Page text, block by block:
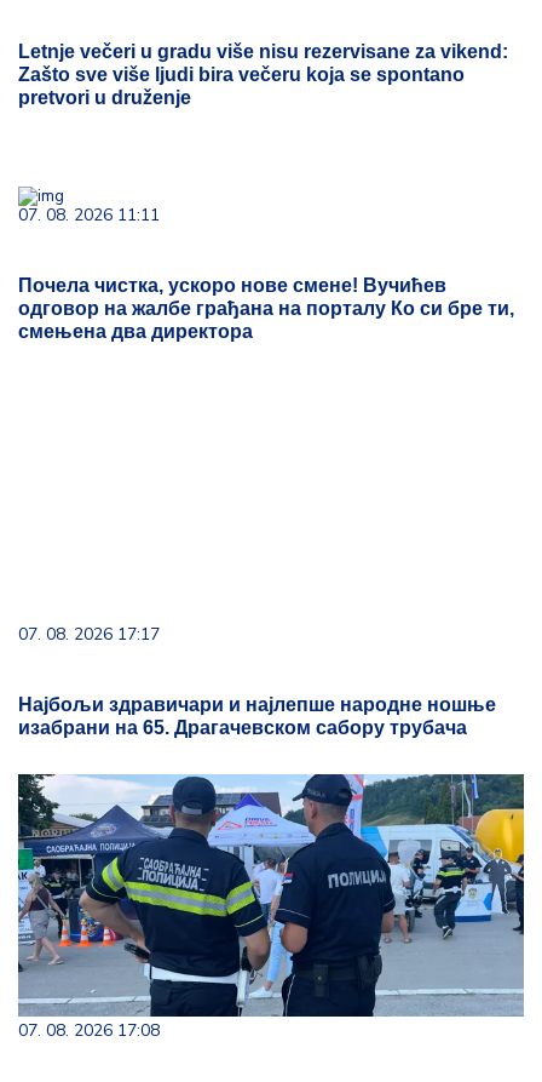
Letnje večeri u gradu više nisu rezervisane za vikend:
Zašto sve više ljudi bira večeru koja se spontano
pretvori u druženje
07. 08. 2026 11:11
Почела чистка, ускоро нове смене! Вучићев
одговор на жалбе грађана на порталу Ко си бре ти,
смењена два директора
07. 08. 2026 17:17
Најбољи здравичари и најлепше народне ношње
изабрани на 65. Драгачевском сабору трубача
07. 08. 2026 17:08